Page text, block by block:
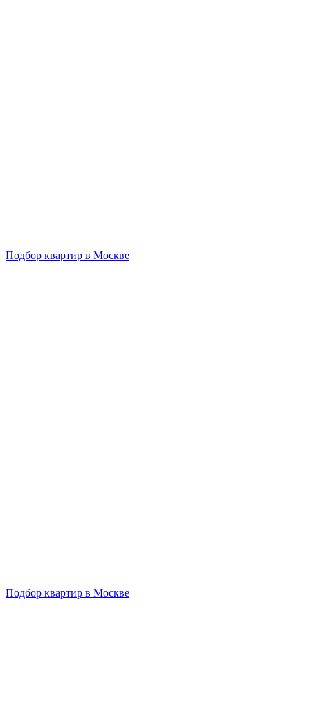
Подбор квартир в Москве
Подбор квартир в Москве